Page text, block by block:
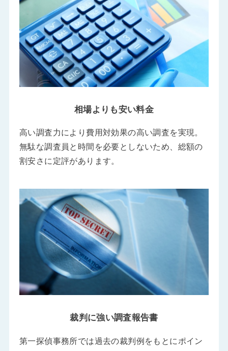
相場よりも安い料金
高い調査力により費用対効果の高い調査を実現。
無駄な調査員と時間を必要としないため、総額の
割安さに定評があります。
裁判に強い調査報告書
第一探偵事務所では過去の裁判例をもとにポイン